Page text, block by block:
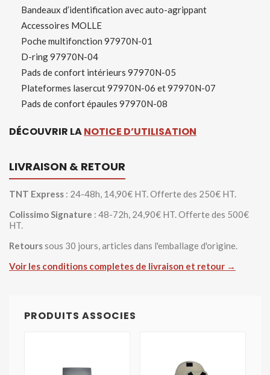
Bandeaux d’identification avec auto-agrippant
Accessoires MOLLE
Poche multifonction 97970N-01
D-ring 97970N-04
Pads de confort intérieurs 97970N-05
Plateformes lasercut 97970N-06 et 97970N-07
Pads de confort épaules 97970N-08
DÉCOUVRIR LANOTICE D’UTILISATION
LIVRAISON & RETOUR
TNT Express : 24-48h, 14,90€ HT. Offerte des 250€ HT.
Colissimo Signature : 48-72h, 24,90€ HT. Offerte des 500€
HT.
Retourssous 30 jours, articles dans l'emballage d'origine.
Voir les conditions completes de livraison et retour →
PRODUITS ASSOCIES